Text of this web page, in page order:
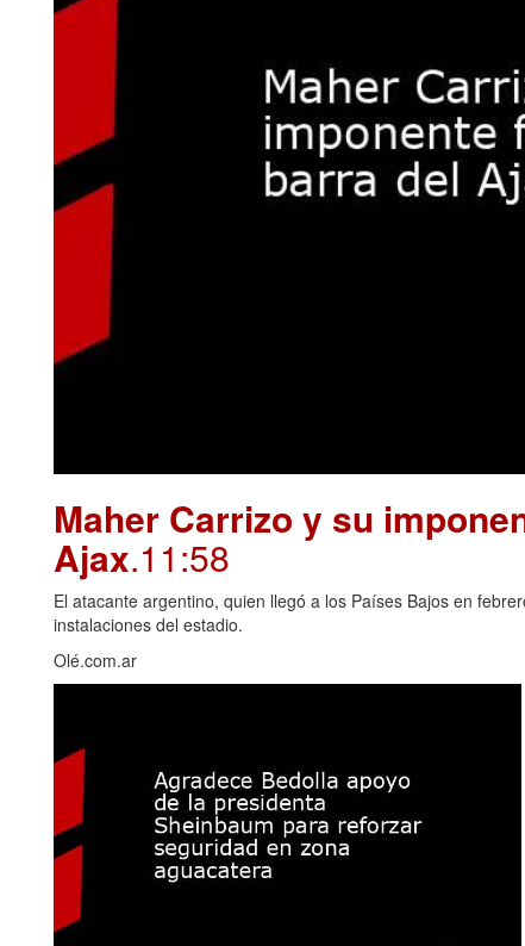
Maher Carrizo y su
Ajax.11:58
El atacante argentino, quien llegó a los Países Bajos en
instalaciones del estadio.
Olé.com.ar